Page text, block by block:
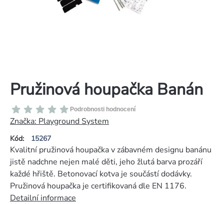
Pružinová houpačka Banán
Kód: 15267
Průměrné
hodnocení
produktu
je
0,0
z
5
hvězdiček.
Podrobnosti hodnocení
Značka: Playground System
Kvalitní pružinová houpačka v zábavném designu banánu
jistě nadchne nejen malé děti, jeho žlutá barva prozáří
každé hřiště. Betonovací kotva je součástí dodávky.
Pružinová houpačka je certifikovaná dle EN 1176.
Detailní informace